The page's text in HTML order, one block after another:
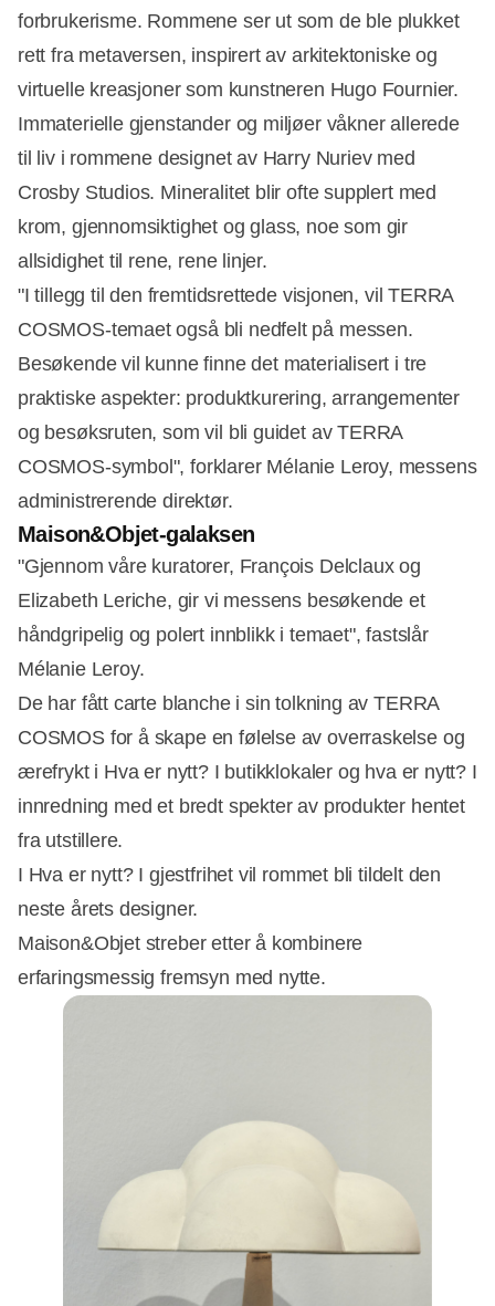
forbrukerisme. Rommene ser ut som de ble plukket
rett fra metaversen, inspirert av arkitektoniske og
virtuelle kreasjoner som kunstneren Hugo Fournier.
Immaterielle gjenstander og miljøer våkner allerede
til liv i rommene designet av Harry Nuriev med
Crosby Studios. Mineralitet blir ofte supplert med
krom, gjennomsiktighet og glass, noe som gir
allsidighet til rene, rene linjer.
"I tillegg til den fremtidsrettede visjonen, vil TERRA
COSMOS-temaet også bli nedfelt på messen.
Besøkende vil kunne finne det materialisert i tre
praktiske aspekter: produktkurering, arrangementer
og besøksruten, som vil bli guidet av TERRA
COSMOS-symbol", forklarer Mélanie Leroy, messens
administrerende direktør.
Maison&Objet-galaksen
"Gjennom våre kuratorer, François Delclaux og
Elizabeth Leriche, gir vi messens besøkende et
håndgripelig og polert innblikk i temaet", fastslår
Mélanie Leroy.
De har fått carte blanche i sin tolkning av TERRA
COSMOS for å skape en følelse av overraskelse og
ærefrykt i Hva er nytt? I butikklokaler og hva er nytt? I
innredning med et bredt spekter av produkter hentet
fra utstillere.
I Hva er nytt? I gjestfrihet vil rommet bli tildelt den
neste årets designer.
Maison&Objet streber etter å kombinere
erfaringsmessig fremsyn med nytte.